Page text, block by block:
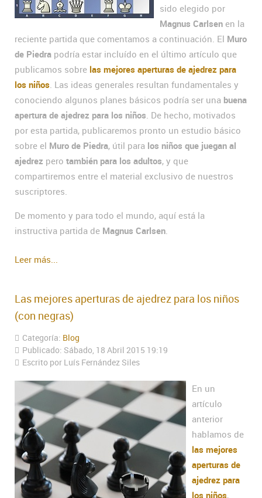
sido elegido por
Magnus Carlsen en la
reciente partida que comentamos a continuación. El Muro
de Piedra podría estar incluído en el último artículo que
publicamos sobre las mejores aperturas de ajedrez para
los niños. Las ideas generales resultan fundamentales y
conociendo algunos planes básicos podría ser una buena
apertura de ajedrez para los niños. De hecho, motivados
por esta partida, publicaremos pronto un estudio básico
sobre el Muro de Piedra, útil para los niños que juegan al
ajedrez pero también para los adultos, y que
compartiremos entre el material exclusivo de nuestros
suscriptores.
De momento y para todo el mundo, aquí está la
instructiva partida de Magnus Carlsen.
Leer más...
Las mejores aperturas de ajedrez para los niños
(con negras)
Categoría: Blog
Publicado: Sábado, 18 Abril 2015 19:19
Escrito por Luís Fernández Siles
En un
artículo
anterior
hablamos de
las mejores
aperturas de
ajedrez para
los niños,